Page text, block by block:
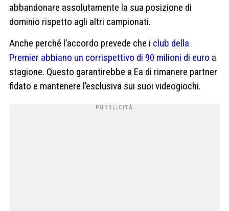
abbandonare assolutamente la sua posizione di
dominio rispetto agli altri campionati.
Anche perché l’accordo prevede che i club della
Premier abbiano un corrispettivo di 90 milioni di euro a
stagione. Questo garantirebbe a Ea di rimanere partner
fidato e mantenere l’esclusiva sui suoi videogiochi.